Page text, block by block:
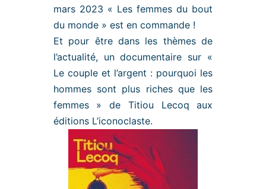
mars 2023 « Les femmes du bout
du monde » est en commande !
Et pour être dans les thèmes de
l’actualité, un documentaire sur «
Le couple et l’argent : pourquoi les
hommes sont plus riches que les
femmes » de Titiou Lecoq aux
éditions L’iconoclaste.